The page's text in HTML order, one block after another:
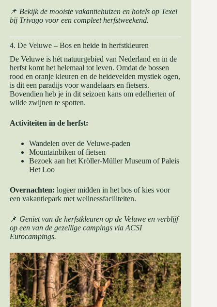
📌 Bekijk de mooiste vakantiehuizen en hotels op Texel
bij Trivago voor een compleet herfstweekend.
4. De Veluwe – Bos en heide in herfstkleuren
De Veluwe is hét natuurgebied van Nederland en in de
herfst komt het helemaal tot leven. Omdat de bossen
rood en oranje kleuren en de heidevelden mystiek ogen,
is dit een paradijs voor wandelaars en fietsers.
Bovendien heb je in dit seizoen kans om edelherten of
wilde zwijnen te spotten.
Activiteiten in de herfst:
Wandelen over de Veluwe-paden
Mountainbiken of fietsen
Bezoek aan het Kröller-Müller Museum of Paleis
Het Loo
Overnachten: logeer midden in het bos of kies voor
een vakantiepark met wellnessfaciliteiten.
📌 Geniet van de herfstkleuren op de Veluwe en verblijf
op een van de gezellige campings via ACSI
Eurocampings.